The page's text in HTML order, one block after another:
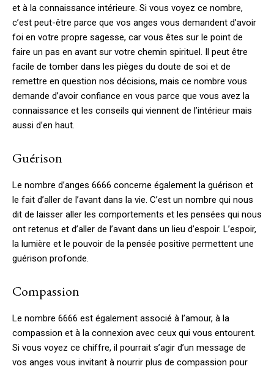
et à la connaissance intérieure. Si vous voyez ce nombre,
c’est peut-être parce que vos anges vous demandent d’avoir
foi en votre propre sagesse, car vous êtes sur le point de
faire un pas en avant sur votre chemin spirituel. Il peut être
facile de tomber dans les pièges du doute de soi et de
remettre en question nos décisions, mais ce nombre vous
demande d’avoir confiance en vous parce que vous avez la
connaissance et les conseils qui viennent de l’intérieur mais
aussi d’en haut.
Guérison
Le nombre d’anges 6666 concerne également la guérison et
le fait d’aller de l’avant dans la vie. C’est un nombre qui nous
dit de laisser aller les comportements et les pensées qui nous
ont retenus et d’aller de l’avant dans un lieu d’espoir. L’espoir,
la lumière et le pouvoir de la pensée positive permettent une
guérison profonde.
Compassion
Le nombre 6666 est également associé à l’amour, à la
compassion et à la connexion avec ceux qui vous entourent.
Si vous voyez ce chiffre, il pourrait s’agir d’un message de
vos anges vous invitant à nourrir plus de compassion pour